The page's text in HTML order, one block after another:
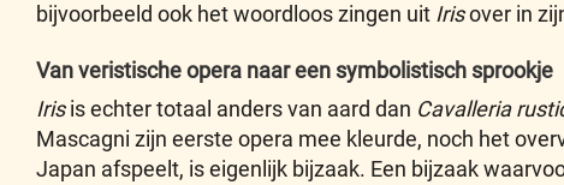
bijvoorbeeld ook het woordloos zingen uit Irisover in
Van veristische opera naar een symbolistisch sprookje
Irisis echter totaal anders van aard dan Cavalleria
Mascagni zijn eerste opera mee kleurde, noch het
Japan afspeelt, is eigenlijk bijzaak. Een bijzaak